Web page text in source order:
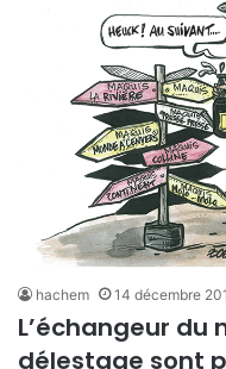
hachem 14 décembre
L’échangeur du
délestage sont